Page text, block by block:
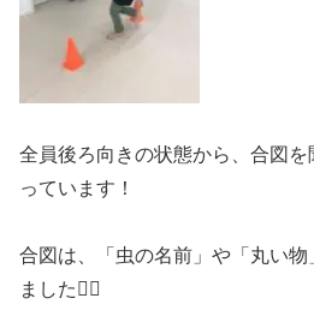
全員後ろ向きの状態から、合図
っています！
合図は、「虫の名前」や「丸い
ました🏃‍♂️